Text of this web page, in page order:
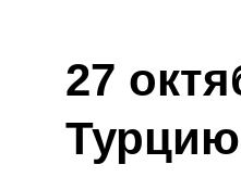
27
Турцию